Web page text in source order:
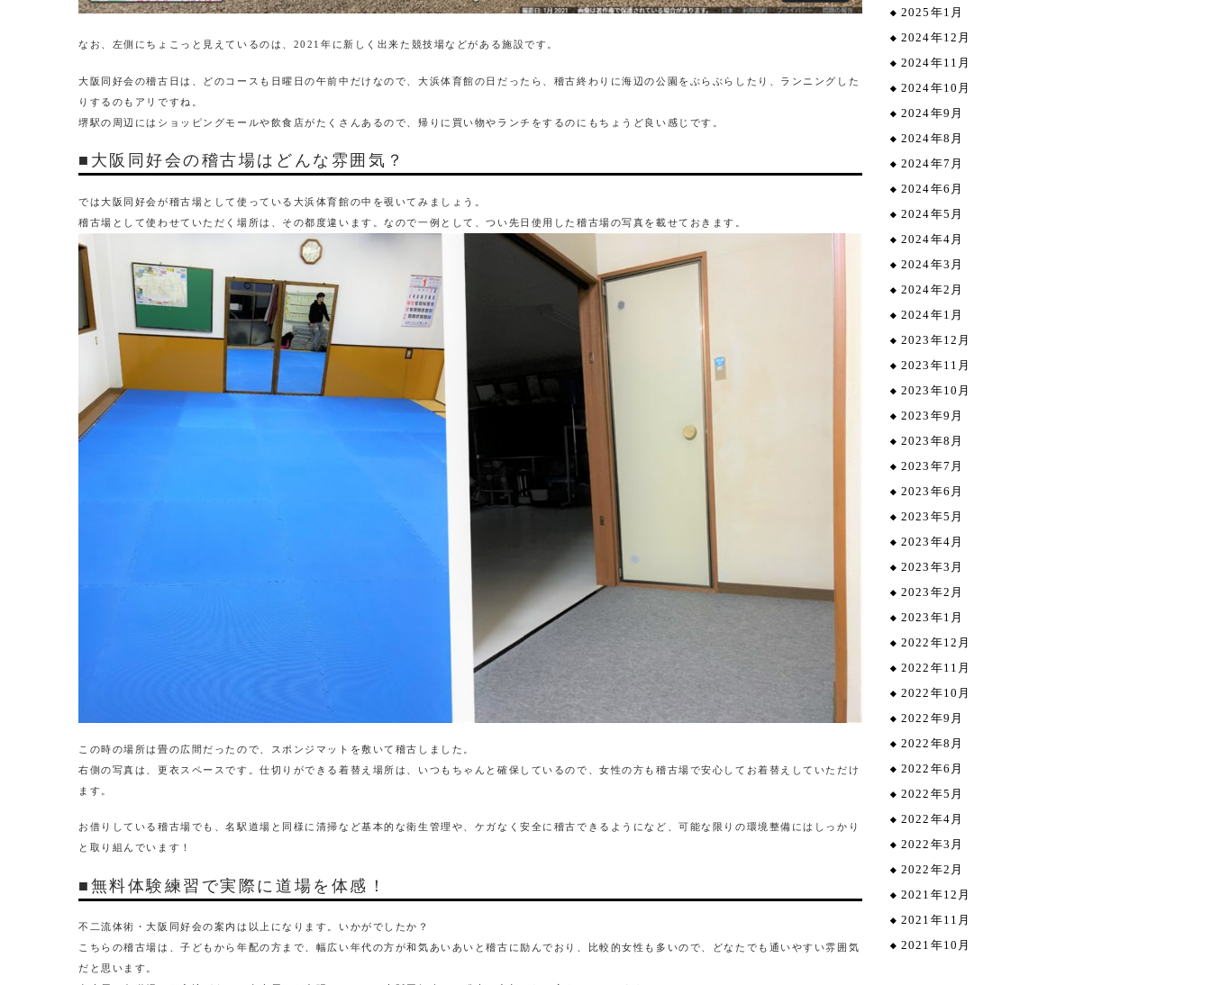
なお、左側にちょこっと見えているのは、2021年に新しく出来た競技場などがある施設です。
大阪同好会の稽古日は、どのコースも日曜日の午前中だけなので、大浜体育館の日だったら、稽古終わりに海辺の公園をぶらぶらしたり、ランニングした
りするのもアリですね。
堺駅の周辺にはショッピングモールや飲食店がたくさんあるので、帰りに買い物やランチをするのにもちょうど良い感じです。
■大阪同好会の稽古場はどんな雰囲気？
では大阪同好会が稽古場として使っている大浜体育館の中を覗いてみましょう。
稽古場として使わせていただく場所は、その都度違います。なので一例として、つい先日使用した稽古場の写真を載せておきます。
この時の場所は畳の広間だったので、スポンジマットを敷いて稽古しました。
右側の写真は、更衣スペースです。仕切りができる着替え場所は、いつもちゃんと確保しているので、女性の方も稽古場で安心してお着替えしていただけ
ます。
お借りしている稽古場でも、名駅道場と同様に清掃など基本的な衛生管理や、ケガなく安全に稽古できるようになど、可能な限りの環境整備にはしっかり
と取り組んでいます！
■無料体験練習で実際に道場を体感！
不二流体術・大阪同好会の案内は以上になります。いかがでしたか？
こちらの稽古場は、子どもから年配の方まで、幅広い年代の方が和気あいあいと稽古に励んでおり、比較的女性も多いので、どなたでも通いやすい雰囲気
だと思います。
2025年1月
2024年12月
2024年11月
2024年10月
2024年9月
2024年8月
2024年7月
2024年6月
2024年5月
2024年4月
2024年3月
2024年2月
2024年1月
2023年12月
2023年11月
2023年10月
2023年9月
2023年8月
2023年7月
2023年6月
2023年5月
2023年4月
2023年3月
2023年2月
2023年1月
2022年12月
2022年11月
2022年10月
2022年9月
2022年8月
2022年6月
2022年5月
2022年4月
2022年3月
2022年2月
2021年12月
2021年11月
2021年10月